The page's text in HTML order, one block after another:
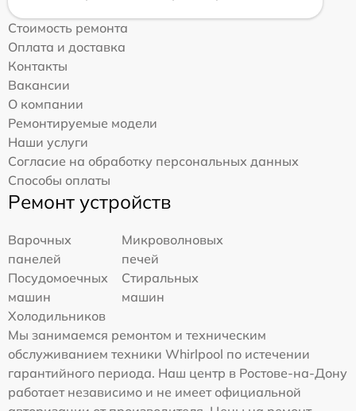
Стоимость ремонта
Оплата и доставка
Контакты
Вакансии
О компании
Ремонтируемые модели
Наши услуги
Согласие на обработку персональных данных
Способы оплаты
Ремонт устройств
Варочных
панелей
Микроволновых
печей
Посудомоечных
машин
Стиральных
машин
Холодильников
Мы занимаемся ремонтом и техническим
обслуживанием техники Whirlpool по истечении
гарантийного периода. Наш центр в Ростове-на-Дону
работает независимо и не имеет официальной